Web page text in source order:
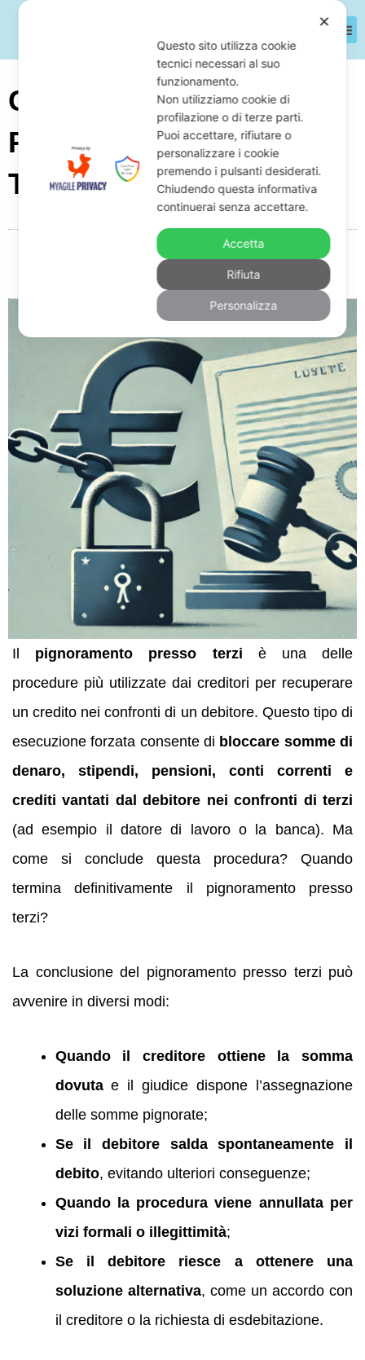
Come Si Conclude Il
Pignoramento Presso
Terzi
Giuseppe Monardo
Nessun commento
Il pignoramento presso terzi è una delle
procedure più utilizzate dai creditori per recuperare
un credito nei confronti di un debitore. Questo tipo di
esecuzione forzata consente di bloccare somme di
denaro, stipendi, pensioni, conti correnti e
crediti vantati dal debitore nei confronti di terzi
(ad esempio il datore di lavoro o la banca). Ma
come si conclude questa procedura? Quando
termina definitivamente il pignoramento presso
terzi?
La conclusione del pignoramento presso terzi può
avvenire in diversi modi:
Quando il creditore ottiene la somma
dovutae il giudice dispone l’assegnazione
delle somme pignorate;
Se il debitore salda spontaneamente il
debito, evitando ulteriori conseguenze;
Quando la procedura viene annullata per
vizi formali o illegittimità;
Se il debitore riesce a ottenere una
soluzione alternativa, come un accordo con
il creditore o la richiesta di esdebitazione.
✕
Questo sito utilizza cookie
tecnici necessari al suo
funzionamento.
Non utilizziamo cookie di
profilazione o di terze parti.
Puoi accettare, rifiutare o
personalizzare i cookie
premendo i pulsanti desiderati.
Chiudendo questa informativa
continuerai senza accettare.
Accetta
Rifiuta
Personalizza